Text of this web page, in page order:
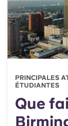
PRINCIPALES
ÉTUDIANTES
Que